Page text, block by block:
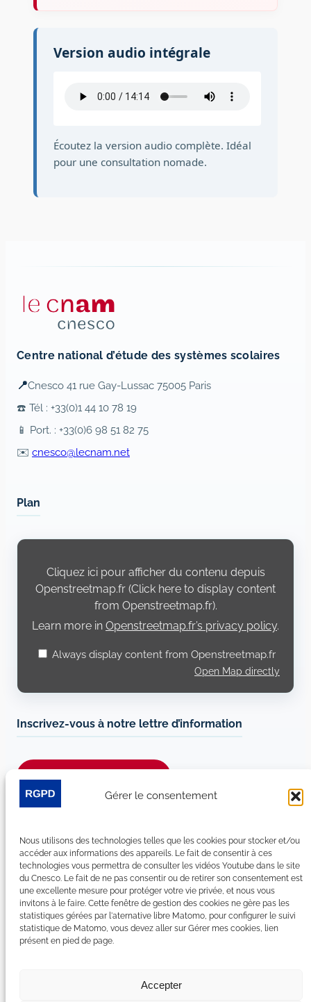
Gérer le consentement
Nous utilisons des technologies telles que les cookies pour stocker et/ou
accéder aux informations des appareils. Le fait de consentir à ces
technologies vous permettra de consulter les vidéos Youtube dans le site
du Cnesco. Le fait de ne pas consentir ou de retirer son consentement est
une excellente mesure pour protéger votre vie privée, et nous vous
invitons à le faire. Cette fenêtre de gestion des cookies ne gère pas les
statistiques gérées par l'aternative libre Matomo, pour configurer le suivi
statistique de Matomo, vous devez aller sur Gérer mes cookies, lien
présent en pied de page.
Accepter
Version audio intégrale
Écoutez la version audio complète. Idéal
pour une consultation nomade.
Centre national d’étude des systèmes scolaires
📍Cnesco 41 rue Gay-Lussac 75005 Paris
☎️ Tél : +33(0)1 44 10 78 19
📱 Port. : +33(0)6 98 51 82 75
✉️ cnesco@lecnam.net
Plan
Display
Openstreetmap.fr
Cliquez ici pour afficher du contenu depuis
Openstreetmap.fr (Click here to display content
from Openstreetmap.fr).
Learn more in Openstreetmap.fr’s privacy policy.
Always display content from Openstreetmap.fr
Open Map directly
Inscrivez-vous à notre lettre d’information
LinkedIn
YouTube
Facebook
Bluesky
Plan du site
Mentions légales